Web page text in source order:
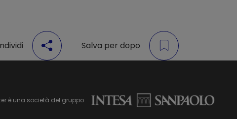
Salva per dopo
è una società del gruppo